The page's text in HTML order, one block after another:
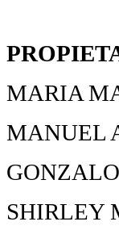
MARIA
MANUEL
SHIRLEY